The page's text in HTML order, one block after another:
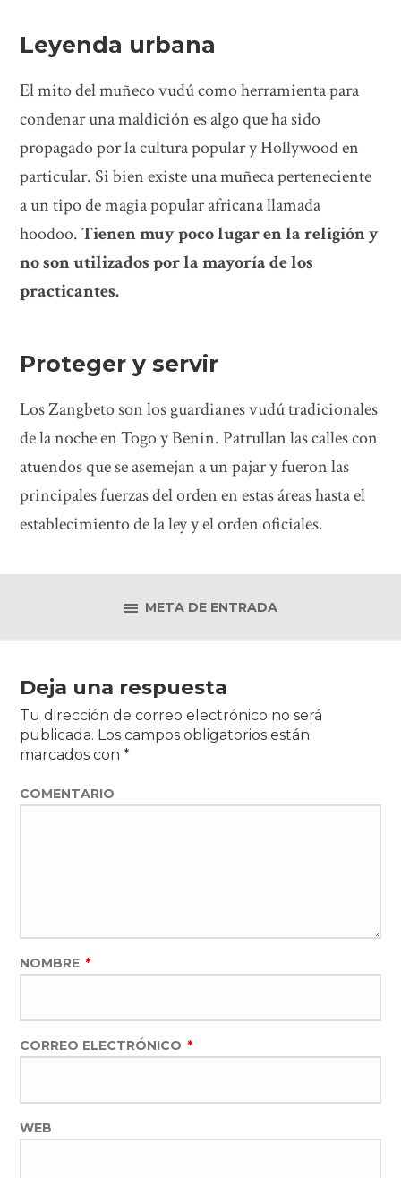
Leyenda urbana
El mito del muñeco vudú como herramienta para
condenar una maldición es algo que ha sido
propagado por la cultura popular y Hollywood en
particular. Si bien existe una muñeca perteneciente
a un tipo de magia popular africana llamada
hoodoo.Tienen muy poco lugar en la religión y
no son utilizados por la mayoría de los
practicantes.
Proteger y servir
Los Zangbeto son los guardianes vudú tradicionales
de la noche en Togo y Benin. Patrullan las calles con
atuendos que se asemejan a un pajar y fueron las
principales fuerzas del orden en estas áreas hasta el
establecimiento de la ley y el orden oficiales.
META DE ENTRADA
Deja una respuesta
Tu dirección de correo electrónico no será
publicada. Los campos obligatorios están
marcados con*
COMENTARIO
NOMBRE *
CORREO ELECTRÓNICO *
WEB